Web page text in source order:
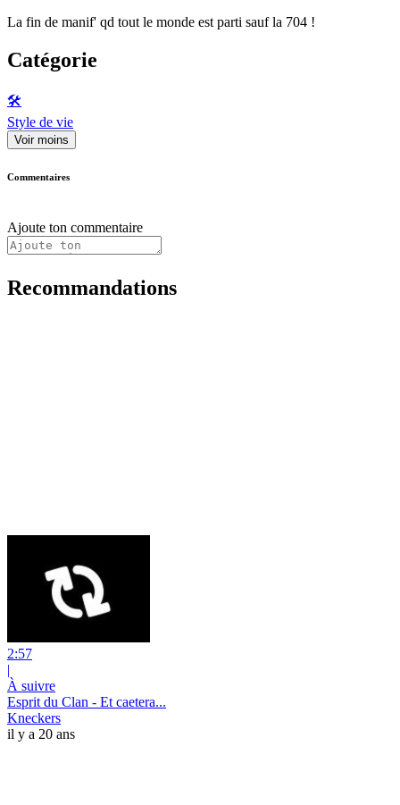
La fin de manif' qd tout le monde est parti sauf la 704 !
Catégorie
🛠️
Style de vie
Voir moins
Commentaires
Ajoute ton commentaire
Recommandations
2:57
|
À suivre
Esprit du Clan - Et caetera...
Kneckers
il y a 20 ans